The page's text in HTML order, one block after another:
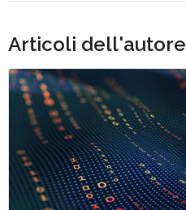
Articoli dell'autore